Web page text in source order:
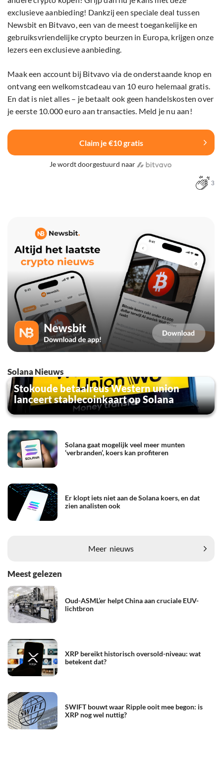
exclusieve aanbieding! Dankzij een speciale deal tussen
Newsbit en Bitvavo, een van de meest toegankelijke en
gebruiksvriendelijke crypto beurzen in Europa, krijgen onze
lezers een exclusieve aanbieding.
Maak een account bij Bitvavo via de onderstaande knop en
ontvang een welkomstcadeau van 10 euro helemaal gratis.
En dat is niet alles – je betaalt ook geen handelskosten over
je eerste 10.000 euro aan transacties. Meld je nu aan!
Claim je €10 gratis
Je wordt doorgestuurd naar
3
Solana Nieuws
Stokoude betaalreus Western union
lanceert stablecoinkaart op Solana
Solana gaat mogelijk veel meer munten
‘verbranden’, koers kan profiteren
Er klopt iets niet aan de Solana koers, en dat
zien analisten ook
Meer nieuws
Meest gelezen
Oud-ASML’er helpt China aan cruciale EUV-
lichtbron
XRP bereikt historisch oversold-niveau: wat
betekent dat?
SWIFT bouwt waar Ripple ooit mee begon: is
XRP nog wel nuttig?